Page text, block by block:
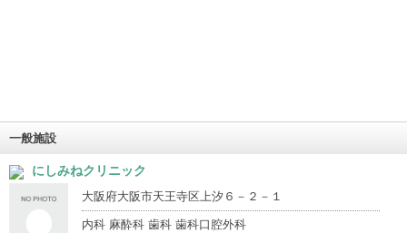
一般施設
にしみねクリニック
大阪府大阪市天王寺区上汐６－２－１
内科 麻酔科 歯科 歯科口腔外科